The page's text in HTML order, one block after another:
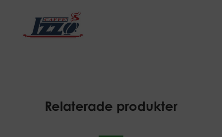
Relaterade produkter